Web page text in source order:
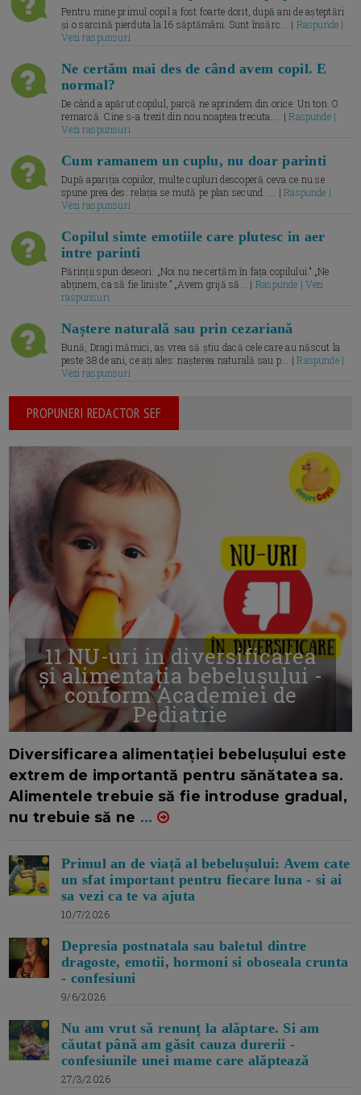
Pentru mine primul copil a fost foarte dorit, după ani de așteptări
și o sarcină pierduta la 16 săptămâni. Sunt însărc... | Raspunde |
Vezi raspunsuri
Ne certăm mai des de când avem copil. E
normal?
De când a apărut copilul, parcă ne aprindem din orice. Un ton. O
remarcă. Cine s-a trezit din nou noaptea trecuta.... |Raspunde |
Vezi raspunsuri
Cum ramanem un cuplu, nu doar parinti
După apariția copiilor, multe cupluri descoperă ceva ce nu se
spune prea des: relația se mută pe plan secund. ... |Raspunde |
Vezi raspunsuri
Copilul simte emotiile care plutesc in aer
intre parinti
Părinții spun deseori: „Noi nu ne certăm în fața copilului.” „Ne
abținem, ca să fie liniște.” „Avem grijă să... | Raspunde | Vezi
raspunsuri
Naștere naturală sau prin cezariană
Bună, Dragi mămici, aș vrea să știu dacă cele care au născut la
peste 38 de ani, ce ați ales: nașterea naturală sau p... |Raspunde |
Vezi raspunsuri
PROPUNERI REDACTOR SEF
11 NU-uri in diversificarea
și alimentația bebelușului -
conform Academiei de
Pediatrie
Diversificarea alimentației bebelușului este
extrem de importantă pentru sănătatea sa.
Alimentele trebuie să fie introduse gradual,
nu trebuie să ne ...
Primul an de viață al bebelușului: Avem cate
un sfat important pentru fiecare luna - si ai
sa vezi ca te va ajuta
10/7/2026
Depresia postnatala sau baletul dintre
dragoste, emotii, hormoni si oboseala crunta
- confesiuni
9/6/2026
Nu am vrut să renunț la alăptare. Si am
căutat până am găsit cauza durerii -
confesiunile unei mame care alăptează
27/3/2026